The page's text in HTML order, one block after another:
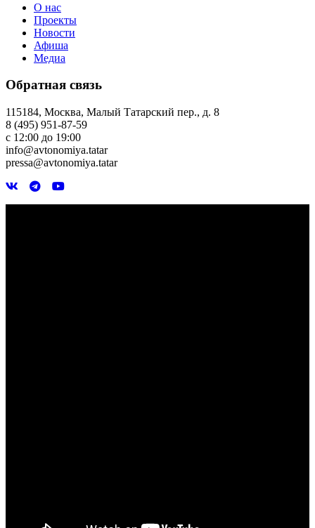
О нас
Проекты
Новости
Афиша
Медиа
Обратная связь
115184, Москва, Малый Татарский пер., д. 8
8 (495) 951-87-59
с 12:00 до 19:00
info@avtonomiya.tatar
pressa@avtonomiya.tatar